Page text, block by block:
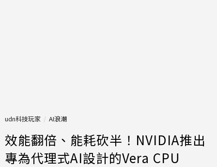
udn科技玩家 AI浪潮
效能翻倍、能耗砍半！NVIDIA推出
專為代理式AI設計的Vera CPU